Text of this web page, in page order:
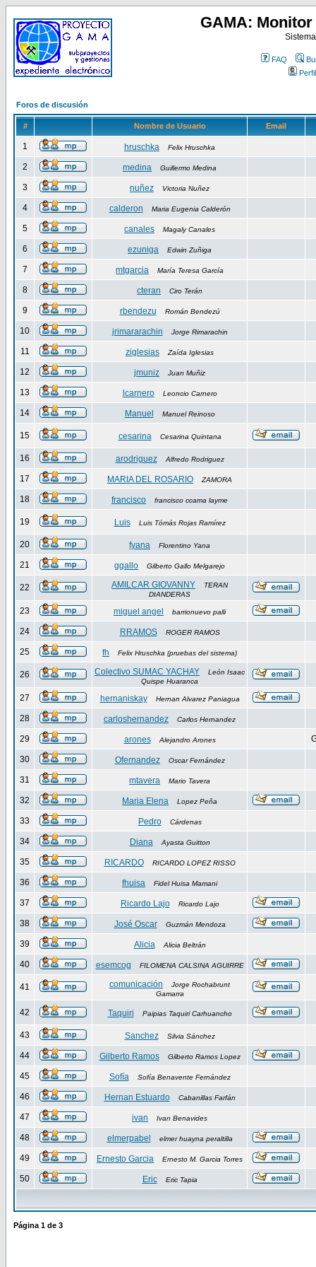
GAMA:
FAQ
Perfil
Foros de discusión
# Nombre de Usuario Email
1 hruschka Felix Hruschka
2 medina Guillermo Medina
3 nuñez Victoria Nuñez
4 calderon Maria Eugenia Calderón
5 canales Magaly Canales
6 ezuniga Edwin Zuñiga
7 mtgarcia María Teresa García
8 cteran Ciro Terán
9 rbendezu Román Bendezú
10 jrimararachin Jorge Rimarachin
11 ziglesias Zaída Iglesias
12 jmuniz Juan Muñiz
13 lcarnero Leoncio Carnero
14 Manuel Manuel Reinoso
15 cesarina Cesarina Quintana
16 arodriguez Alfredo Rodriguez
17 MARIA DEL ROSARIO ZAMORA
18 francisco francisco ccama layme
19 Luis Luis Tómás Rojas Ramírez
20 fyana Florentino Yana
21 ggallo Gilberto Gallo Melgarejo
22 AMILCAR GIOVANNY
TERAN
DIANDERAS
23 miguel angel barrionuevo palli
24 RRAMOS ROGER RAMOS
25 fh Felix Hruschka (pruebas del sistema)
26 Colectivo SUMAC YACHAY
León Isaac
Quispe Huaranca
27 hernaniskay Hernan Alvarez Paniagua
28 carloshernandez Carlos Hernandez
29 arones Alejandro Arones
30 Ofernandez Oscar Fernández
31 mtavera Mario Tavera
32 Maria Elena Lopez Peña
33 Pedro Cárdenas
34 Diana Ayasta Guitton
35 RICARDO RICARDO LOPEZ RISSO
36 fhuisa Fidel Huisa Mamani
37 Ricardo Lajo Ricardo Lajo
38 José Oscar Guzmán Mendoza
39 Alicia Alicia Beltrán
40 esemcog FILOMENA CALSINA AGUIRRE
41 comunicación
Jorge Rochabrunt
Gamarra
42 Taquiri Paipias Taquiri Carhuancho
43 Sanchez Silvia Sánchez
44 Gilberto Ramos Gilberto Ramos Lopez
45 Sofía Sofía Benavente Fernández
46 Hernan Estuardo Cabanillas Farfán
47 ivan Ivan Benavides
48 elmerpabel elmer huayna peraltilla
49 Ernesto Garcia Ernesto M. Garcia Torres
50 Eric Eric Tapia
Página 1 de 3